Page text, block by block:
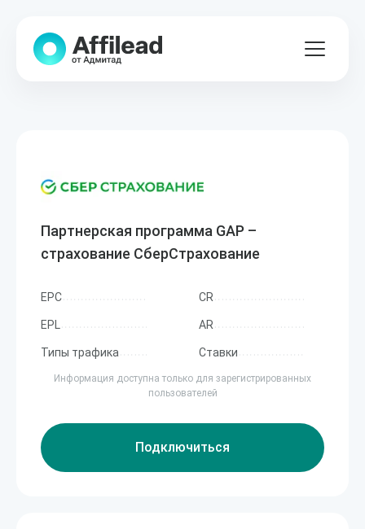
Партнерская программа GAP –
страхование СберСтрахование
EPC CR
EPL AR
Типы трафика Ставки
Информация доступна только для зарегистрированных
пользователей
Подключиться